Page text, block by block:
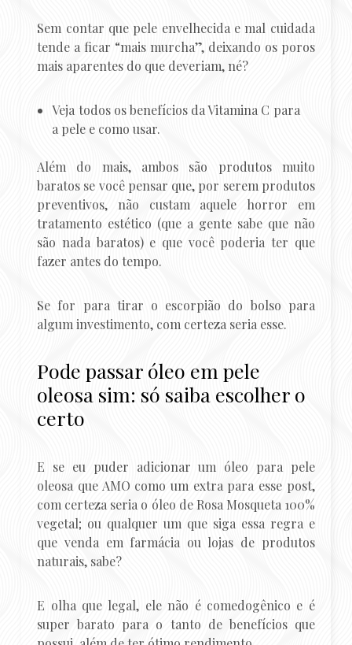
Sem contar que pele envelhecida e mal cuidada
tende a ficar “mais murcha”, deixando os poros
mais aparentes do que deveriam, né?
Veja todos os benefícios da Vitamina C para
a pele e como usar.
Além do mais, ambos são produtos muito
baratos se você pensar que, por serem produtos
preventivos, não custam aquele horror em
tratamento estético (que a gente sabe que não
são nada baratos) e que você poderia ter que
fazer antes do tempo.
Se for para tirar o escorpião do bolso para
algum investimento, com certeza seria esse.
Pode passar óleo em pele
oleosa sim: só saiba escolher o
certo
E se eu puder adicionar um óleo para pele
oleosa que AMO como um extra para esse post,
com certeza seria o óleo de Rosa Mosqueta 100%
vegetal; ou qualquer um que siga essa regra e
que venda em farmácia ou lojas de produtos
naturais, sabe?
E olha que legal, ele não é comedogênico e é
super barato para o tanto de benefícios que